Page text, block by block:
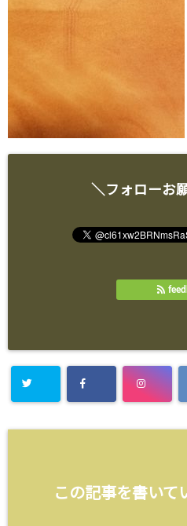
＼フォローお
この記事を書いて